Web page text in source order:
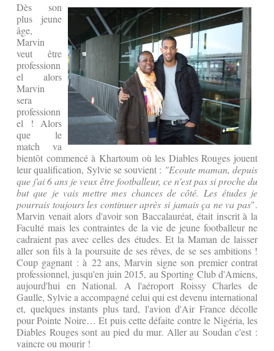
Dès son
plus jeune
âge,
Marvin
veut être
professionn
el alors
Marvin
sera
professionn
el ! Alors
que le
match va
bientôt commencé à Khartoum où les Diables Rouges jouent
leur qualification, Sylvie se souvient : "Ecoute maman, depuis
que j'ai 6 ans je veux être footballeur, ce n'est pas si proche du
but que je vais mettre mes chances de côté. Les études je
pourrais toujours les continuer après si jamais ça ne va pas".
Marvin venait alors d'avoir son Baccalauréat, était inscrit à la
Faculté mais les contraintes de la vie de jeune footballeur ne
cadraient pas avec celles des études. Et la Maman de laisser
aller son fils à la poursuite de ses rêves, de se ses ambitions !
Coup gagnant : à 22 ans, Marvin signe son premier contrat
professionnel, jusqu'en juin 2015, au Sporting Club d'Amiens,
aujourd'hui en National. A l'aéroport Roissy Charles de
Gaulle, Sylvie a accompagné celui qui est devenu international
et, quelques instants plus tard, l'avion d'Air France décolle
pour Pointe Noire… Et puis cette défaite contre le Nigéria, les
Diables Rouges sont au pied du mur. Aller au Soudan c'est :
vaincre ou mourir !